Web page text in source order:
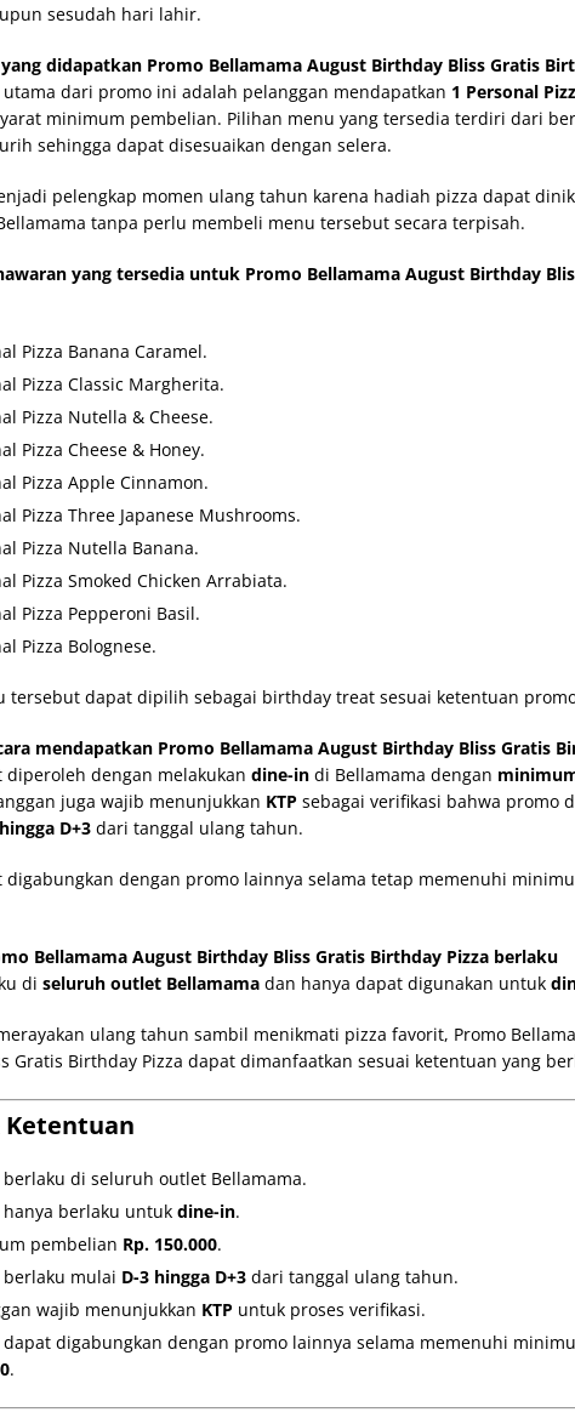
sesudah hari lahir.
didapatkan Promo Bellamama August Birthday Bliss Gratis
dari promo ini adalah pelanggan mendapatkan 1 Personal
minimum pembelian. Pilihan menu yang tersedia terdiri dari
sehingga dapat disesuaikan dengan selera.
pelengkap momen ulang tahun karena hadiah pizza dapat
tanpa perlu membeli menu tersebut secara terpisah.
yang tersedia untuk Promo Bellamama August Birthday
Pizza Banana Caramel.
Pizza Classic Margherita.
Pizza Nutella & Cheese.
Pizza Cheese & Honey.
Pizza Apple Cinnamon.
Pizza Three Japanese Mushrooms.
Pizza Nutella Banana.
Pizza Smoked Chicken Arrabiata.
Pizza Pepperoni Basil.
Pizza Bolognese.
tersebut dapat dipilih sebagai birthday treat sesuai ketentuan
mendapatkan Promo Bellamama August Birthday Bliss Gratis
diperoleh dengan melakukan dine-in di Bellamama dengan
juga wajib menunjukkan KTP sebagai verifikasi bahwa promo
D+3 dari tanggal ulang tahun.
digabungkan dengan promo lainnya selama tetap memenuhi
Bellamama August Birthday Bliss Gratis Birthday Pizza berlaku
di seluruh outlet Bellamama dan hanya dapat digunakan untuk
ulang tahun sambil menikmati pizza favorit, Promo
Gratis Birthday Pizza dapat dimanfaatkan sesuai ketentuan yang
Ketentuan
berlaku di seluruh outlet Bellamama.
hanya berlaku untuk dine-in.
pembelian Rp. 150.000.
berlaku mulai D-3 hingga D+3 dari tanggal ulang tahun.
wajib menunjukkan KTP untuk proses verifikasi.
dapat digabungkan dengan promo lainnya selama memenuhi
.